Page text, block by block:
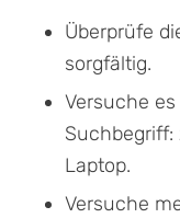
Überprüfe
sorgfältig.
Versuche
Suchbegriff:
Laptop.
Versuche